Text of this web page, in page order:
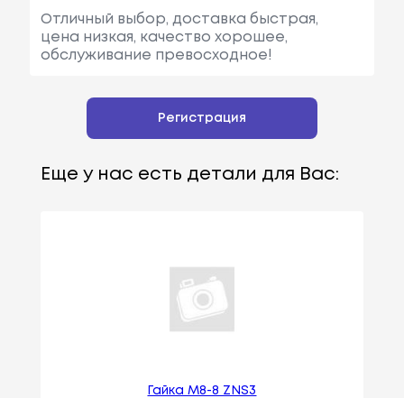
Отличный выбор, доставка быстрая,
цена низкая, качество хорошее,
обслуживание превосходное!
Регистрация
Еще у нас есть детали для Вас:
Гайка М8-8 ZNS3